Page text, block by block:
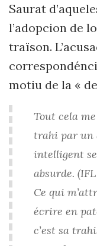
Saurat
l’adopcion de
traïson.
motiu de la «
Tout cela
trahi par un
intelligent
absurde.
Ce qui
écrire en
c’est sa